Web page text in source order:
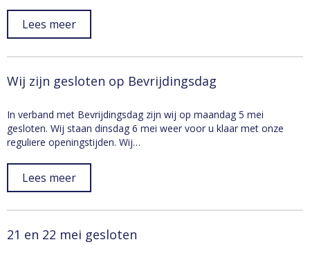
Lees meer
Wij zijn gesloten op Bevrijdingsdag
In verband met Bevrijdingsdag zijn wij op maandag 5 mei
gesloten. Wij staan dinsdag 6 mei weer voor u klaar met onze
reguliere openingstijden. Wij…
Lees meer
21 en 22 mei gesloten